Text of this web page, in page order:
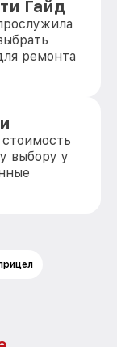
Гайд
ремонта
выбору у